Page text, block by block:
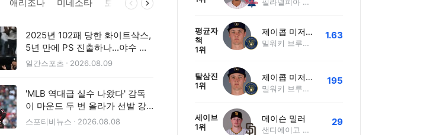
애리조나 미네소타 토론토 세인트루이스 뉴욕 메츠 마이애미 필라델피아
2025년 102패 당한 화이트삭스,
5년 만에 PS 진출하나...야수 세
대교체 효과 뿜뿜
일간스포츠 2026.08.09
'MLB 역대급 실수 나왔다' 감독
이 마운드 두 번 올라가 선발 강
판…1회 만에 떠났다
스포티비뉴스 2026.08.08
평균자
책
1위
제이콥 미저라우스키
밀워키 브루어스
1.63
탈삼진
1위
제이콥 미저라우스키
밀워키 브루어스
195
세이브
1위
메이슨 밀러
샌디에이고 파드리스
29